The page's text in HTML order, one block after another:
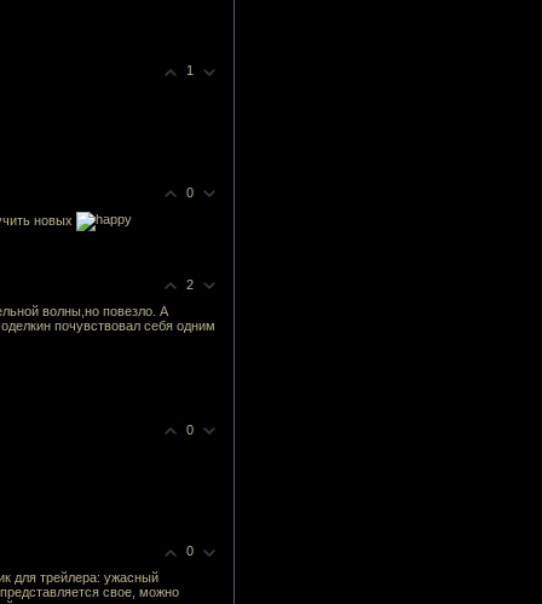
1
0
новых
2
волны,но повезло. А
почувствовал себя одним
0
0
для трейлера: ужасный
свое, можно